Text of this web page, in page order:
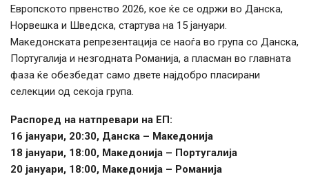
Европското првенство 2026, кое ќе се одржи во Данска,
Норвешка и Шведска, стартува на 15 јануари.
Македонската репрезентација се наоѓа во група со Данска,
Португалија и незгодната Романија, а пласман во главната
фаза ќе обезбедат само двете најдобро пласирани
селекции од секоја група.
Распоред на натпревари на ЕП:
16 јануари, 20:30, Данска – Македонија
18 јануари, 18:00, Македонија – Португалија
20 јануари, 18:00, Македонија – Романија